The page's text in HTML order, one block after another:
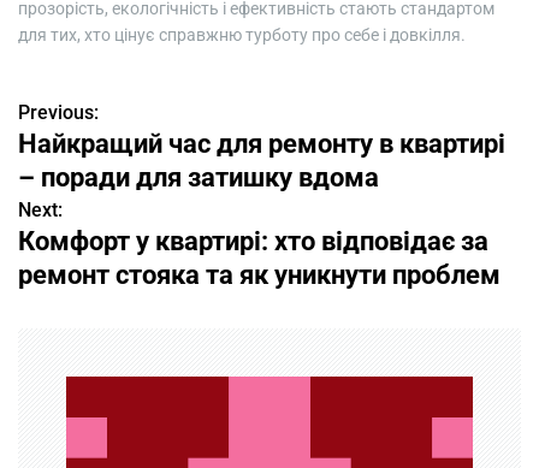
прозорість, екологічність і ефективність стають стандартом
для тих, хто цінує справжню турботу про себе і довкілля.
Н
а
в
и
Previous:
Найкращий час для ремонту в квартирі
– поради для затишку вдома
Next:
Комфорт у квартирі: хто відповідає за
ремонт стояка та як уникнути проблем